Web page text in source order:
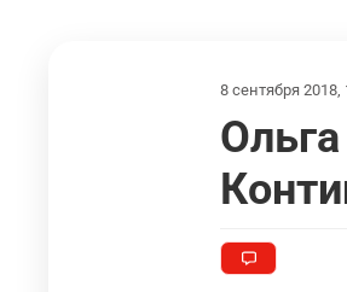
8 сентября 2018,